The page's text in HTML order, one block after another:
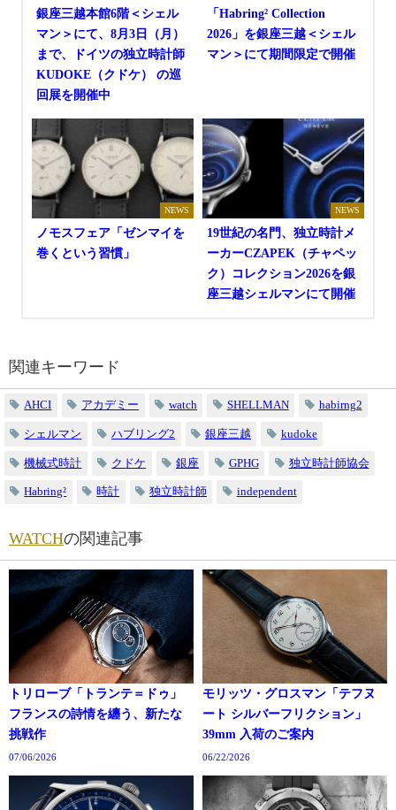
銀座三越本館6階＜シェル
マン＞にて、8月3日（月）
まで、ドイツの独立時計師
KUDOKE（クドケ） の巡
回展を開催中
「Habring² Collection
2026」を銀座三越＜シェル
マン＞にて期間限定で開催
NEWS
ノモスフェア「ゼンマイを
巻くという習慣」
NEWS
19世紀の名門、独立時計メ
ーカーCZAPEK（チャペッ
ク）コレクション2026を銀
座三越シェルマンにて開催
関連キーワード
AHCI アカデミー watch SHELLMAN habirng2
シェルマン ハブリング2 銀座三越 kudoke
機械式時計 クドケ 銀座 GPHG 独立時計師協会
Habring² 時計 独立時計師 independent
WATCHの関連記事
トリローブ「トランテ＝ドゥ」
フランスの詩情を纏う、新たな
挑戦作
07/06/2026
モリッツ・グロスマン「テフヌ
ート シルバーフリクション」
39mm 入荷のご案内
06/22/2026